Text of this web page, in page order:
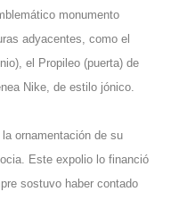
monumento
adyacentes, como el
el Propileo (puerta) de
Nike, de estilo jónico.
ornamentación de su
Este expolio lo financió
sostuvo haber contado